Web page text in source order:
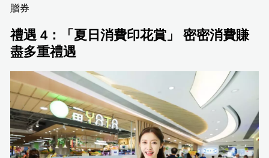
贈券
禮遇 4：「夏日消費印花賞」 密密消費賺
盡多重禮遇